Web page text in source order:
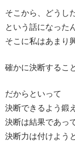
そこから、どうし
という話になった
そこに私はあまり
確かに決断するこ
だからといって
決断できるよう鍛
決断は結果であっ
決断力は付けよう